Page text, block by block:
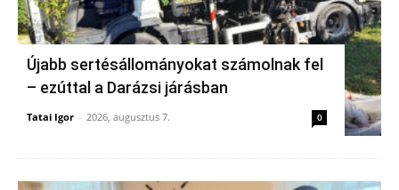
Újabb sertésállományokat számolnak fel
– ezúttal a Darázsi járásban
Tatai Igor - 2026, augusztus 7. 0